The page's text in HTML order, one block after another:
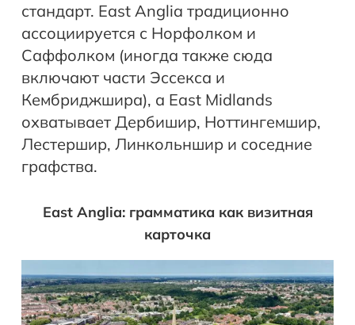
стандарт. East Anglia традиционно
ассоциируется с Норфолком и
Саффолком (иногда также сюда
включают части Эссекса и
Кембриджшира), а East Midlands
охватывает Дербишир, Ноттингемшир,
Лестершир, Линкольншир и соседние
графства.
East Anglia: грамматика как визитная
карточка